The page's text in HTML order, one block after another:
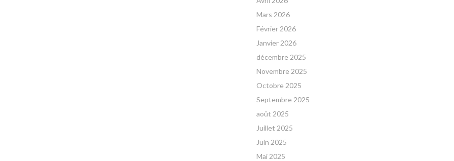
Mars 2026
Février 2026
Janvier 2026
décembre 2025
Novembre 2025
Octobre 2025
Septembre 2025
août 2025
Juillet 2025
Juin 2025
Mai 2025